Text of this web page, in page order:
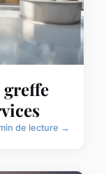
greffe
min de lecture →